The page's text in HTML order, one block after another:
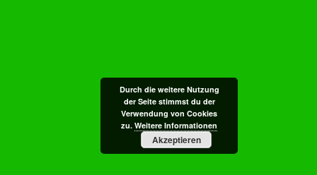
Durch die weitere Nutzung
der Seite stimmst du der
Verwendung von Cookies
zu. Weitere Informationen
Akzeptieren